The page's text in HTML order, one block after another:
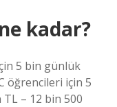
kadar?
5 bin günlük
öğrencileri için 5
TL – 12 bin 500